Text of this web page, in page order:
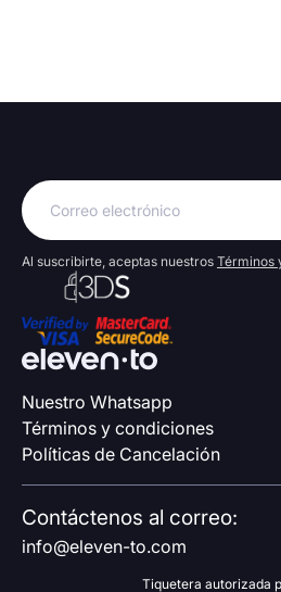
Correo
electrónico
Al suscribirte, aceptas nuestros Términos
Nuestro Whatsapp
Términos y condiciones
Políticas de Cancelación
Contáctenos al correo:
info@eleven-to.com
Tiquetera autorizada